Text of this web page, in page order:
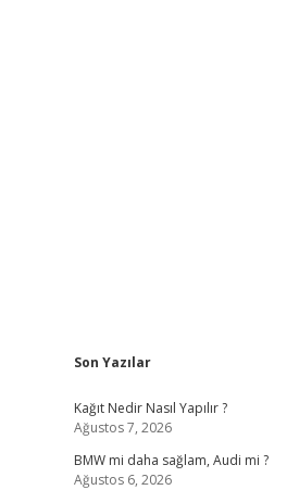
Sidebar
Son Yazılar
Kağıt Nedir Nasıl Yapılır ?
Ağustos 7, 2026
BMW mi daha sağlam, Audi mi ?
Ağustos 6, 2026